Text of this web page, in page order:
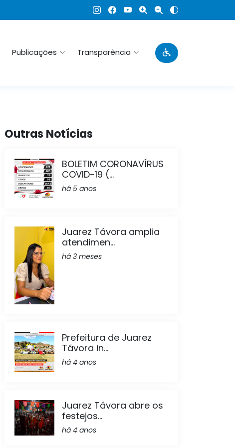
Publicações Transparência
Outras Notícias
BOLETIM CORONAVÍRUS
COVID-19 (...
há 5 anos
Juarez Távora amplia
atendimen...
há 3 meses
Prefeitura de Juarez
Távora in...
há 4 anos
Juarez Távora abre os
festejos...
há 4 anos